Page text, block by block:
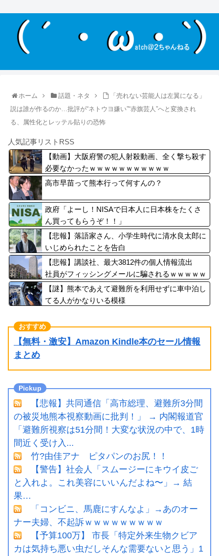
ホーム 話題・ネタ
「売れない芸能人は左翼になる」
説は誰が作るのか…批評が“ネトウヨ嫌い”“赤旗芸人”へと変換され
る、属性化とレッテル貼りの恐怖
人気記事リストRSS
【動画】大阪府警の犯人射殺動画、全く撃ち殺す
必要なかったｗｗｗｗｗｗｗｗｗｗｗ
高市早苗って熊本行って何すんの？
政府「よーし！NISAで日本人に日本株をたくさ
ん買ってもらうぞ！！」
【悲報】落語家さん、小学生時代に清水良太郎に
いじめられたことを告白
【悲報】講談社、最大3812件の個人情報流出
社員がフィッシングメールに騙されるｗｗｗｗｗ
ｗｗ
【謎】熊本であえて避難所を利用せずに車中泊し
てる人がかなりいる模様
【無料・激安】Amazon Kindle本のセール情報
まとめ
【悲報】共同通信「高市総理、避難所3分間
の被災地熊本視察動画に批判！」 → 内閣報道官
「避難所視察は51分間！大変な状況の中で、1時
間近く受け入...
竹?由佳アナ ピタパンのお尻！！
【警告】社会人「スムージーにキウイ皮ご
と入れよ。これ美容にいいんだよね〜」→ 結
果…
「コンビニ、馬鹿にすんなよ」→あのオー
ナー夫婦、不起訴ｗｗｗｗｗｗｗｗｗ
【予算100万】 市長「特定外来生物クビア
カは気持ち悪い虫だしそんな需要ないと思う」1